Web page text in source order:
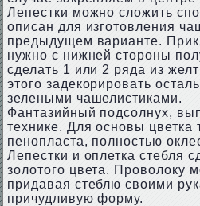
Лепестки можно сложить
описан для изготовления
предыдущем варианте.
нужно с нижней стороны
сделать 1 или 2 ряда из
этого задекорировать
зелеными чашелистиками.
Фантазийный подсолнух,
технике. Для основы цветка
пенопласта, полностью
Лепестки и оплетка стебля
золотого цвета. Проволоку
придавая стеблю своими
причудливую форму.